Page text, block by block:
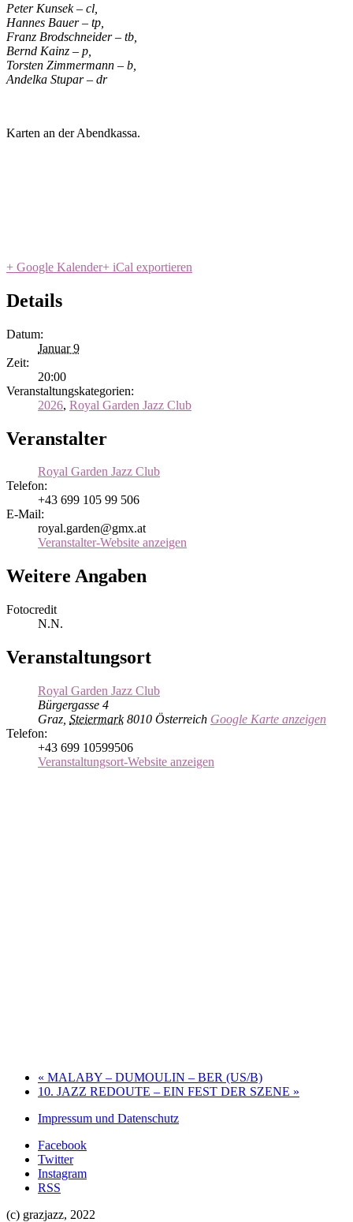
Peter Kunsek – cl,
Hannes Bauer – tp,
Franz Brodschneider – tb,
Bernd Kainz – p,
Torsten Zimmermann – b,
Andelka Stupar – dr
Karten an der Abendkassa.
+ Google Kalender+ iCal exportieren
Details
Datum:
Januar 9
Zeit:
20:00
Veranstaltungskategorien:
2026, Royal Garden Jazz Club
Veranstalter
Royal Garden Jazz Club
Telefon:
+43 699 105 99 506
E-Mail:
royal.garden@gmx.at
Veranstalter-Website anzeigen
Weitere Angaben
Fotocredit
N.N.
Veranstaltungsort
Royal Garden Jazz Club
Bürgergasse 4
Graz Steiermark 8010 Österreich Google Karte anzeigen
Telefon:
+43 699 10599506
Veranstaltungsort-Website anzeigen
« MALABY – DUMOULIN – BER (US/B)
10. JAZZ REDOUTE – EIN FEST DER SZENE »
Impressum und Datenschutz
Facebook
Twitter
Instagram
RSS
(c) grazjazz, 2022